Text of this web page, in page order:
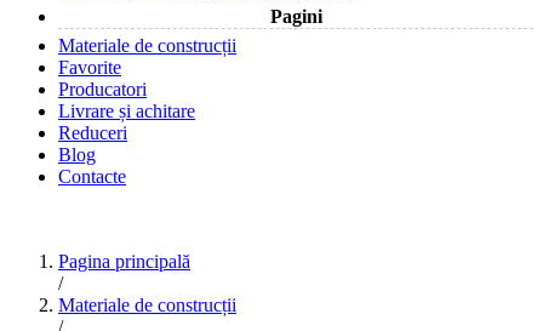
Pagini
Materiale de construcții
Favorite
Producatori
Livrare și achitare
Reduceri
Blog
Contacte
Pagina principală
/
Materiale de construcții
/